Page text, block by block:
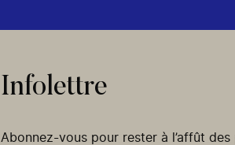
Infolettre
Abonnez-vous pour rester à l’affût